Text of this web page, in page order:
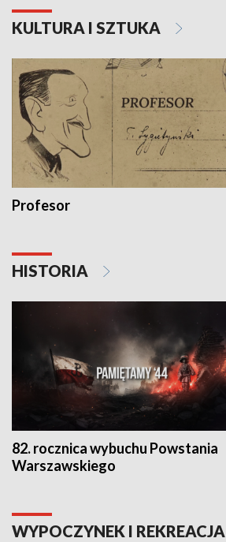
KULTURA I SZTUKA
Profesor
HISTORIA
82. rocznica wybuchu Powstania
Warszawskiego
WYPOCZYNEK I REKREACJA